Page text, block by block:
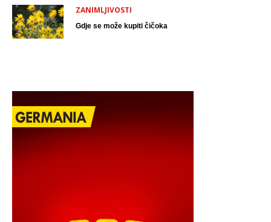
ZANIMLJIVOSTI
Gdje se može kupiti čičoka